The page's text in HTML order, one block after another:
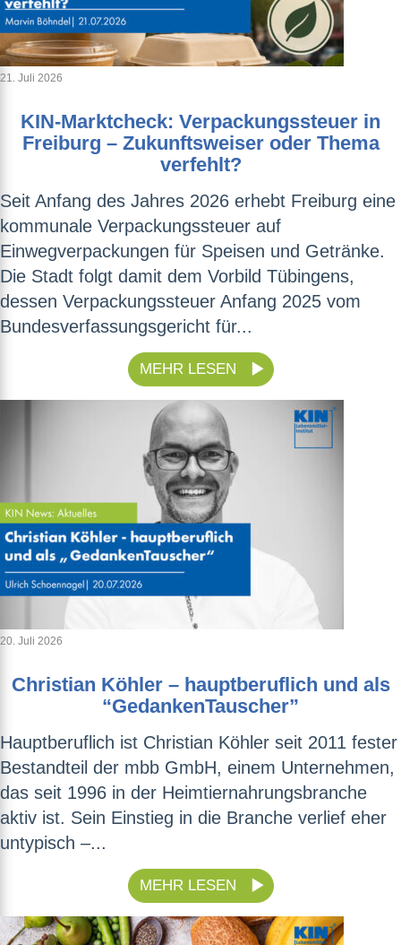
21. Juli 2026
KIN-Marktcheck: Verpackungssteuer in
Freiburg – Zukunftsweiser oder Thema
verfehlt?
Seit Anfang des Jahres 2026 erhebt Freiburg eine
kommunale Verpackungssteuer auf
Einwegverpackungen für Speisen und Getränke.
Die Stadt folgt damit dem Vorbild Tübingens,
dessen Verpackungssteuer Anfang 2025 vom
Bundesverfassungsgericht für...
MEHR LESEN
20. Juli 2026
Christian Köhler – hauptberuflich und als
“GedankenTauscher”
Hauptberuflich ist Christian Köhler seit 2011 fester
Bestandteil der mbb GmbH, einem Unternehmen,
das seit 1996 in der Heimtiernahrungsbranche
aktiv ist. Sein Einstieg in die Branche verlief eher
untypisch –...
MEHR LESEN